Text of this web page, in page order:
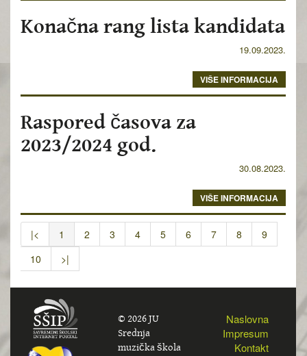
Konačna rang lista kandidata
19.09.2023.
VIŠE INFORMACIJA
Raspored časova za
2023/2024 god.
30.08.2023.
VIŠE INFORMACIJA
|< 1 2 3 4 5 6 7 8
9
10
>|
© 2026 JU
Srednja
muzička škola
Naslovna
Impresum
Kontakt